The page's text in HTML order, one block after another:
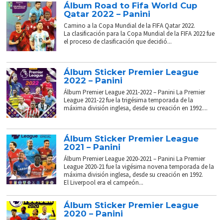
Álbum Road to Fifa World Cup
Qatar 2022 – Panini
Camino a la Copa Mundial de la FIFA Qatar 2022.
La clasificación para la Copa Mundial de la FIFA 2022 fue
el proceso de clasificación que decidió...
Álbum Sticker Premier League
2022 – Panini
Álbum Premier League 2021-2022 – Panini La Premier
League 2021-22 fue la trigésima temporada de la
máxima división inglesa, desde su creación en 1992....
Álbum Sticker Premier League
2021 – Panini
Álbum Premier League 2020-2021 – Panini La Premier
League 2020-21 fue la vigésima novena temporada de la
máxima división inglesa, desde su creación en 1992.
El Liverpool era el campeón...
Álbum Sticker Premier League
2020 – Panini